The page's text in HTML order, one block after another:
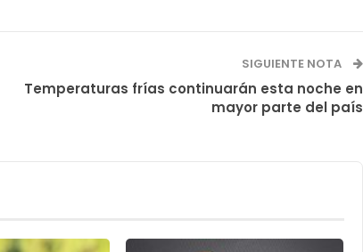
SIGUIENTE NOTA
Temperaturas frías continuarán esta noche en
mayor parte del país